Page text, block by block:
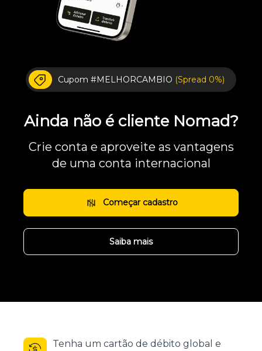
Cupom #MELHORCAMBIO (Spread 0%)
Ainda não é cliente Nomad?
Crie conta e aproveite as vantagens
de uma conta internacional
Começar cadastro
Saiba mais
Tenha um cartão de débito global e